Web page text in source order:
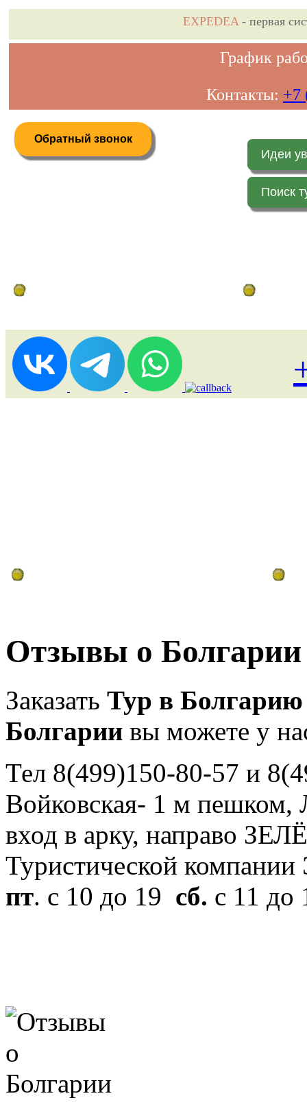
EXPEDEA- первая
График
Контакты: +7
Обратный звонок
Идеи
Поиск
Дистанционное бронирование туров
Отзывы о Болгарии
Заказать Тур в Болгарию
Болгарии вы можете у
Тел 8(499)150-80-57 и
Войковская- 1 м пешком,
вход в арку, направо
Туристической
пт. с 10 до 19 сб. с 11 до